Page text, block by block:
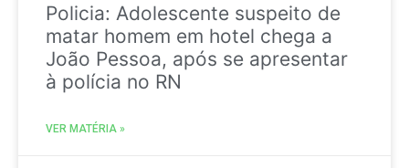
Policia: Adolescente suspeito de
matar homem em hotel chega a
João Pessoa, após se apresentar
à polícia no RN
VER MATÉRIA »